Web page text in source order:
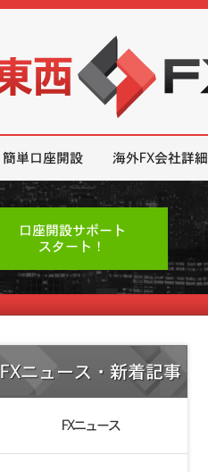
簡単口座開設 海外FX会社詳細
口座開設サポート
スタート！
FXニュース・新着記事
FXニュース